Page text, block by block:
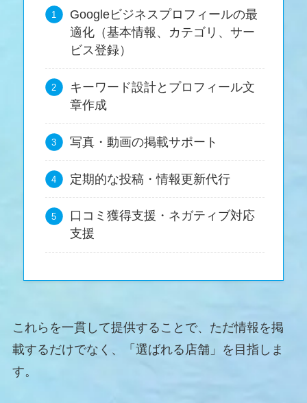
Googleビジネスプロフィールの最
適化（基本情報、カテゴリ、サー
ビス登録）
キーワード設計とプロフィール文
章作成
写真・動画の掲載サポート
定期的な投稿・情報更新代行
口コミ獲得支援・ネガティブ対応
支援
これらを一貫して提供することで、ただ情報を掲
載するだけでなく、「選ばれる店舗」を目指しま
す。